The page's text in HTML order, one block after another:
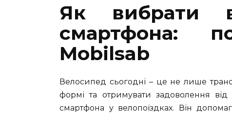
Як вибрати
смартфона:
Mobilsab
Велосипед сьогодні – це не лише
формі та отримувати задоволення
смартфона у велопоїздках. Він